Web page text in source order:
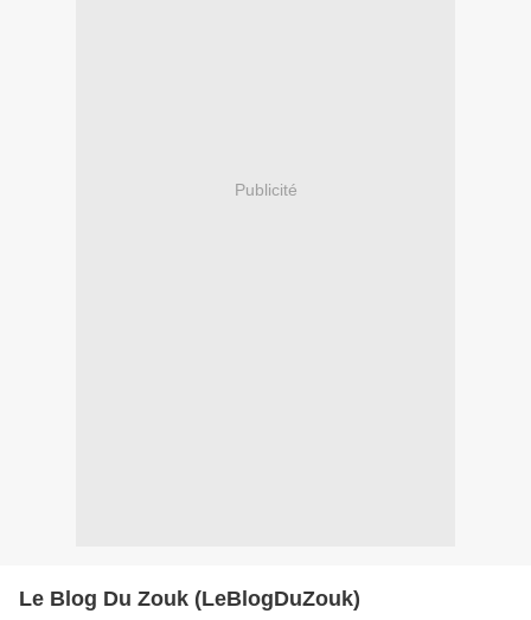
Publicité
Le Blog Du Zouk (LeBlogDuZouk)